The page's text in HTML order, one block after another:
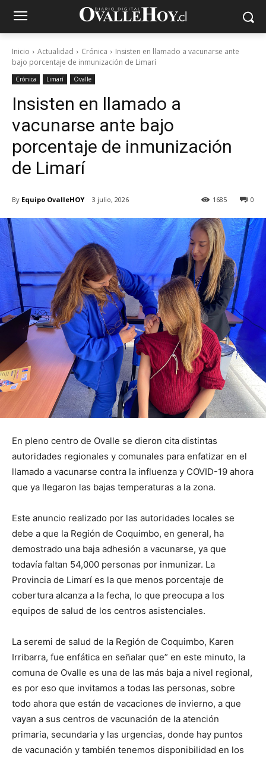
Inicio Actualidad Crónica
Insisten en llamado a vacunarse ante
bajo porcentaje de inmunización de Limarí
Crónica Limarí Ovalle
Insisten en llamado a
vacunarse ante bajo
porcentaje de inmunización
de Limarí
By Equipo OvalleHOY 3 julio, 2026 0
1685
En pleno centro de Ovalle se dieron cita distintas
autoridades regionales y comunales para enfatizar en el
llamado a vacunarse contra la influenza y COVID-19 ahora
que ya llegaron las bajas temperaturas a la zona.
Este anuncio realizado por las autoridades locales se
debe a que la Región de Coquimbo, en general, ha
demostrado una baja adhesión a vacunarse, ya que
todavía faltan 54,000 personas por inmunizar. La
Provincia de Limarí es la que menos porcentaje de
cobertura alcanza a la fecha, lo que preocupa a los
equipos de salud de los centros asistenciales.
La seremi de salud de la Región de Coquimbo, Karen
Irribarra, fue enfática en señalar que” en este minuto, la
comuna de Ovalle es una de las más baja a nivel regional,
es por eso que invitamos a todas las personas, sobre
todo ahora que están de vacaciones de invierno, a que
vayan a sus centros de vacunación de la atención
primaria, secundaria y las urgencias, donde hay puntos
de vacunación y también tenemos disponibilidad en los